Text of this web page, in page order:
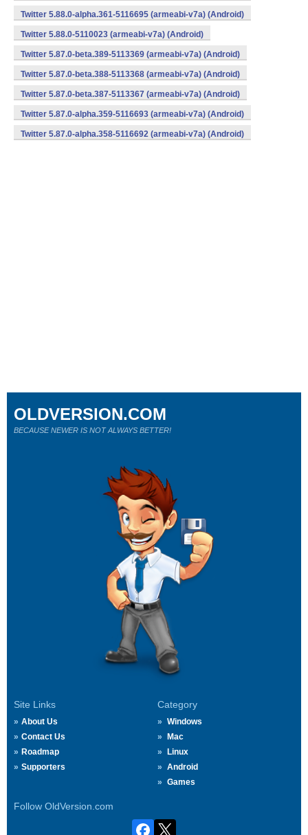
Twitter 5.88.0-alpha.361-5116695 (armeabi-v7a) (Android)
Twitter 5.88.0-5110023 (armeabi-v7a) (Android)
Twitter 5.87.0-beta.389-5113369 (armeabi-v7a) (Android)
Twitter 5.87.0-beta.388-5113368 (armeabi-v7a) (Android)
Twitter 5.87.0-beta.387-5113367 (armeabi-v7a) (Android)
Twitter 5.87.0-alpha.359-5116693 (armeabi-v7a) (Android)
Twitter 5.87.0-alpha.358-5116692 (armeabi-v7a) (Android)
Site Links
About Us
Contact Us
Roadmap
Supporters
Category
Windows
Mac
Linux
Android
Games
Follow OldVersion.com
OLDVERSION.COM
BECAUSE NEWER IS NOT ALWAYS BETTER!